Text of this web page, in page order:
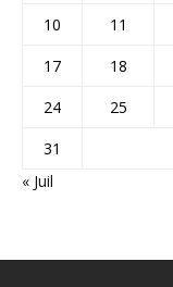
10
11
17
18
24
25
31
« Juil